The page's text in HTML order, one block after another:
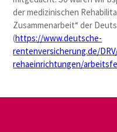
der medizinischen
Zusammenarbeit“ der
(https://www.deutsche-
rentenversicherung.de/
rehaeinrichtungen/